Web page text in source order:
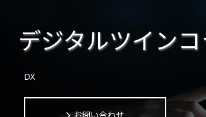
デジタルツイン
DX
お問い合わせ